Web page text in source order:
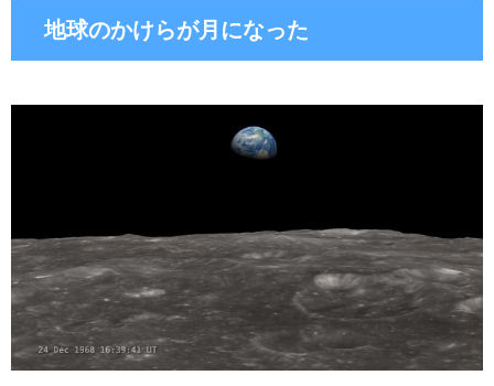
地球のかけらが月になった